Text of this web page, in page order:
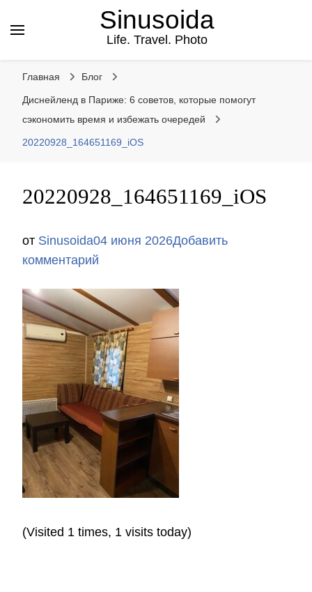
Sinusoida
Life. Travel. Photo
Главная Блог
Диснейленд в Париже: 6 советов, которые помогут
сэкономить время и избежать очередей
20220928_164651169_iOS
20220928_164651169_iOS
от Sinusoida04 июня 2026Добавить
комментарий
20220928_164651169_iOS
(Visited 1 times, 1 visits today)